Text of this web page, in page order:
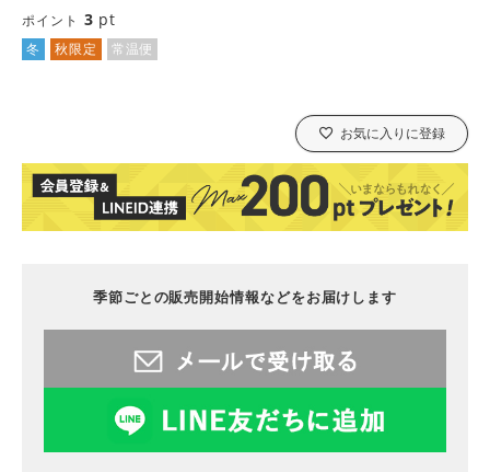
ポイント 3 pt
冬 秋限定 常温便
お気に入りに登録
季節ごとの販売開始情報などをお届けします